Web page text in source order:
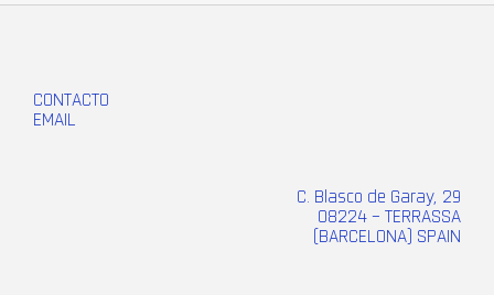
CONTACTO
EMAIL
C. Blasco de Garay, 29
08224 – TERRASSA
(BARCELONA) SPAIN